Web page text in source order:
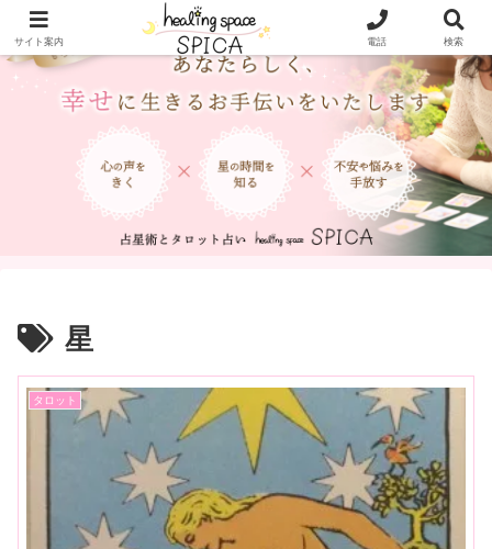
星
タロット
サイト案内 電話 検索